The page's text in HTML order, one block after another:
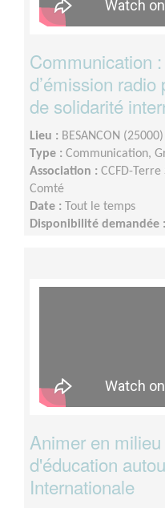
Communication
d’émission
de solidarité
Lieu : BESANCON (25000)
Type : Communication,
Association : CCFD-
Comté
Date : Tout le temps
Disponibilité demandée :
Environ 4 h par mois,
mois avec l’équipe
Animer en
d'éducation
Internationale